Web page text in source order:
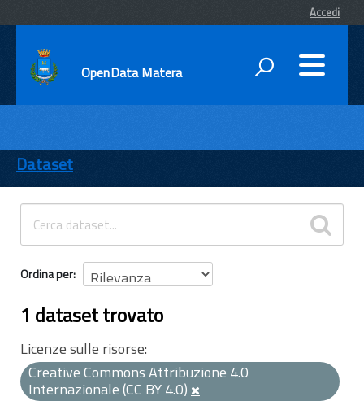
Accedi
OpenData Matera
ENTI
TEMI
INFORMAZIONI
Dataset
Ordina per
1 dataset trovato
Licenze sulle risorse:
Creative Commons Attribuzione 4.0
Internazionale (CC BY 4.0)